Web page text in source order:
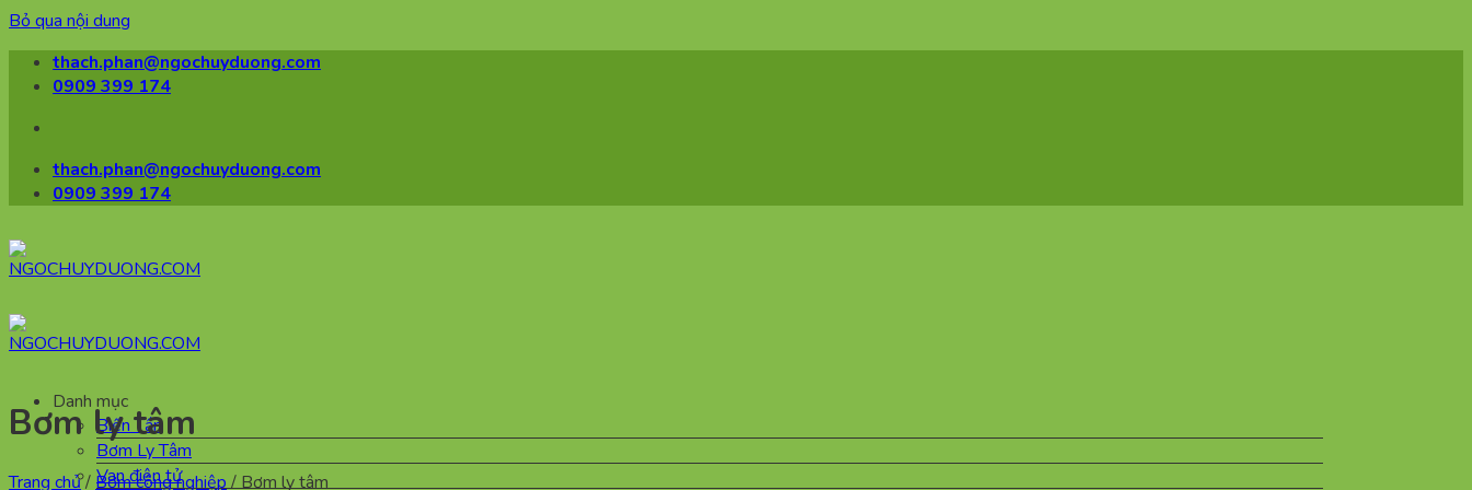
Bỏ qua nội dung
thach.phan@ngochuyduong.com
0909 399 174
thach.phan@ngochuyduong.com
0909 399 174
Danh mục
Biến Tần
Bơm Ly Tâm
Van điện tử
Bơm ly tâm
Trang chủ/ Bơm công nghiệp/Bơm ly tâm